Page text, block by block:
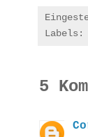
Labels:
5